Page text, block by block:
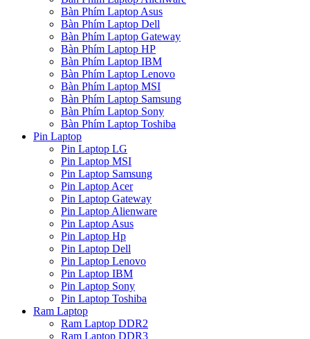
Bàn Phím Laptop Asus
Bàn Phím Laptop Dell
Bàn Phím Laptop Gateway
Bàn Phím Laptop HP
Bàn Phím Laptop IBM
Bàn Phím Laptop Lenovo
Bàn Phím Laptop MSI
Bàn Phím Laptop Samsung
Bàn Phím Laptop Sony
Bàn Phím Laptop Toshiba
Pin Laptop
Pin Laptop LG
Pin Laptop MSI
Pin Laptop Samsung
Pin Laptop Acer
Pin Laptop Gateway
Pin Laptop Alienware
Pin Laptop Asus
Pin Laptop Hp
Pin Laptop Dell
Pin Laptop Lenovo
Pin Laptop IBM
Pin Laptop Sony
Pin Laptop Toshiba
Ram Laptop
Ram Laptop DDR2
Ram Laptop DDR3